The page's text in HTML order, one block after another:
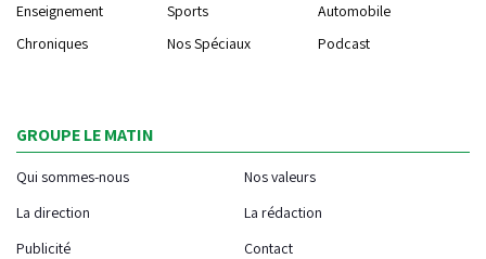
Enseignement
Sports
Automobile
Chroniques
Nos Spéciaux Podcast
GROUPE LE MATIN
Qui sommes-nous
Nos valeurs
La direction
La rédaction
Publicité
Contact